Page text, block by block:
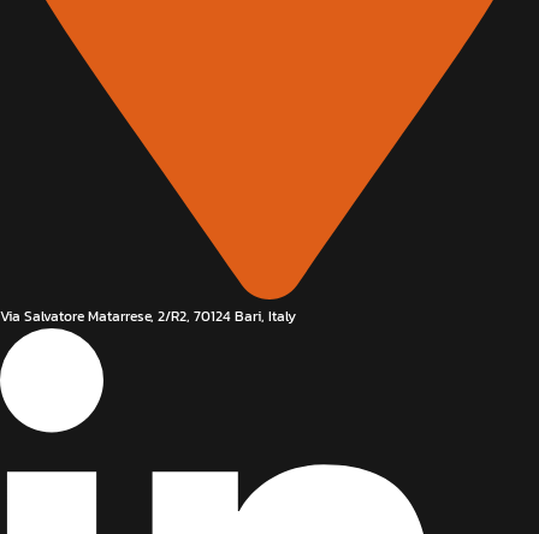
Via Salvatore Matarrese, 2/R2, 70124 Bari, Italy